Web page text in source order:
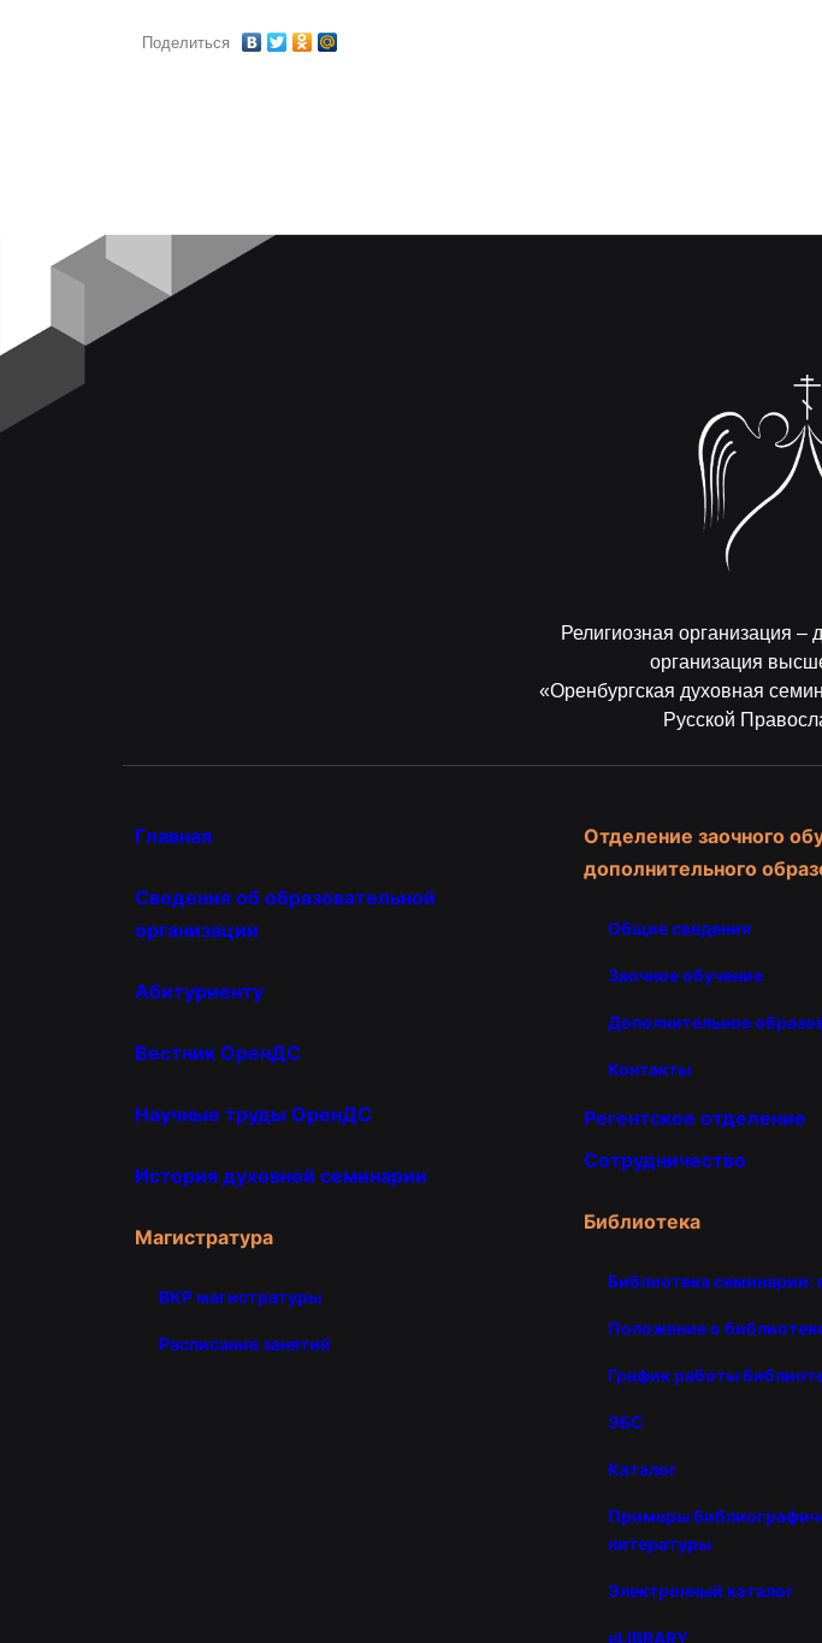
Поделиться
Религиозная организация –
организация
«Оренбургская духовная
Русской
Главная
Сведения об образовательной
организации
Абитуриенту
Вестник ОренДС
Научные труды ОренДС
История духовной семинарии
Магистратура
ВКР магистратуры
Расписание занятий
Отделение заочного
дополнительного
Общие сведения
Заочное обучение
Дополнительное
Контакты
Регентское отделение
Сотрудничество
Библиотека
Библиотека семинарии:
Положение о
График работы
ЭБС
Каталог
Примеры
литературы
Электронный каталог
eLIBRARY